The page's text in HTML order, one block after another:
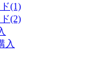
(1)
(2)
入